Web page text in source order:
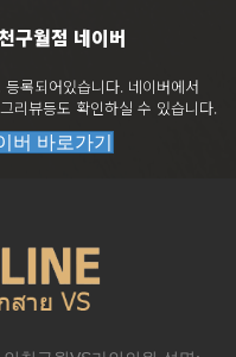
구월점 네이버
록되어있습니다. 네이버에서
리뷰등도 확인하실 수 있습니다.
버 바로가기